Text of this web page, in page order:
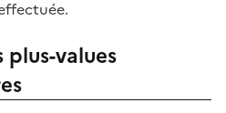
plus-values